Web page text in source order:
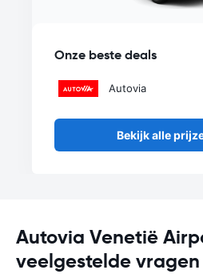
Onze beste deals
Autovia
Bekijk alle
Autovia Venetië
veelgestelde vragen